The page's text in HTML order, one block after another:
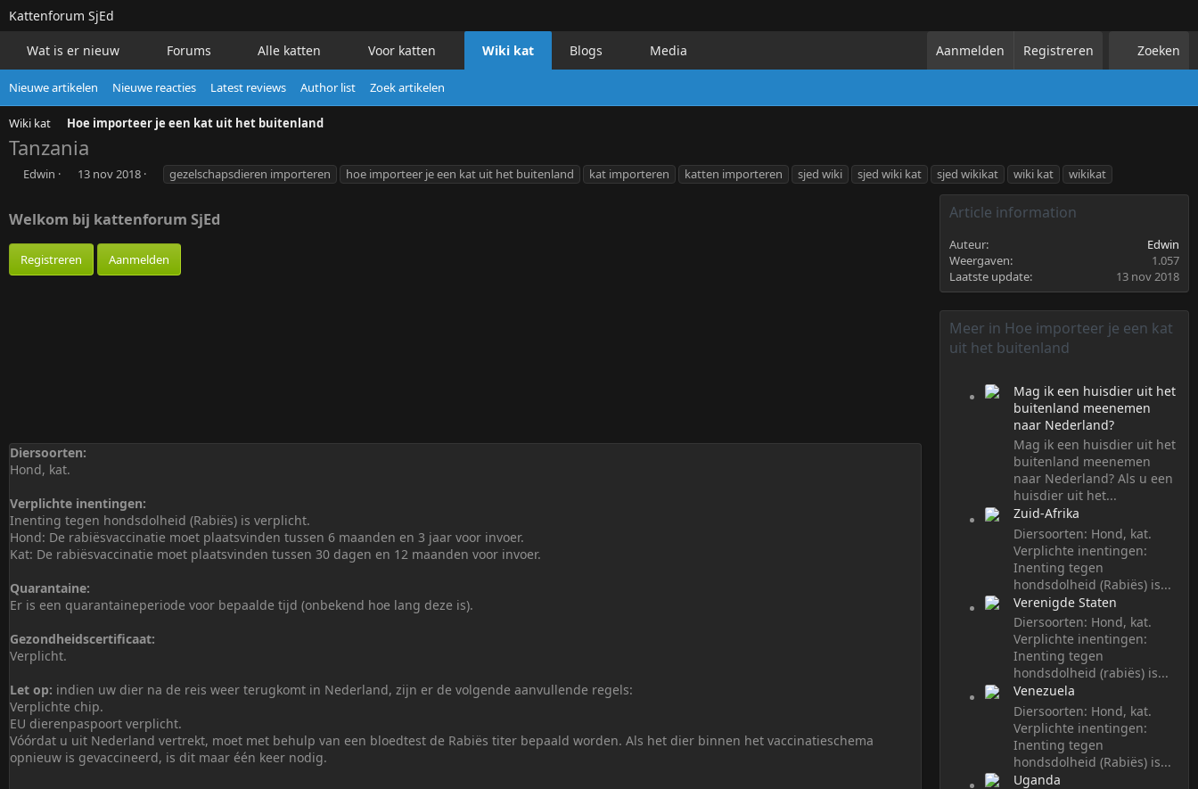
Kattenforum SjEd
Wat is er nieuw Forums Alle katten Voor katten Wiki kat Blogs Media Aanmelden Registreren Zoeken
Nieuwe artikelen Nieuwe reacties Latest reviews Author list Zoek artikelen
Wiki kat Hoe importeer je een kat uit het buitenland
Tanzania
A
e
r
Edwin
P
l
h
13 nov 2018
a
s
gezelschapsdieren importeren hoe importeer je een kat uit het buitenland kat importeren katten importeren sjed wiki sjed wiki kat sjed wikikat wiki kat wikikat
Welkom bij kattenforum SjEd
Registreren Aanmelden
Diersoorten:
Hond, kat.
Verplichte inentingen:
Inenting tegen hondsdolheid (Rabiës) is verplicht.
Hond: De rabiësvaccinatie moet plaatsvinden tussen 6 maanden en 3 jaar voor invoer.
Kat: De rabiësvaccinatie moet plaatsvinden tussen 30 dagen en 12 maanden voor invoer.
Quarantaine:
Er is een quarantaineperiode voor bepaalde tijd (onbekend hoe lang deze is).
Gezondheidscertificaat:
Verplicht.
Let op: indien uw dier na de reis weer terugkomt in Nederland, zijn er de volgende aanvullende regels:
Verplichte chip.
EU dierenpaspoort verplicht.
Vóórdat u uit Nederland vertrekt, moet met behulp van een bloedtest de Rabiës titer bepaald worden. Als het dier binnen het vaccinatieschema
opnieuw is gevaccineerd, is dit maar één keer nodig.
Article information
Auteur
Edwin
Weergaven
1.057
Laatste update
13 nov 2018
Meer in Hoe importeer je een kat
uit het buitenland
Mag ik een huisdier uit het
buitenland meenemen
naar Nederland?
Mag ik een huisdier uit het
buitenland meenemen
naar Nederland? Als u een
huisdier uit het...
Zuid-Afrika
Diersoorten: Hond, kat.
Verplichte inentingen:
Inenting tegen
hondsdolheid (Rabiës) is...
Verenigde Staten
Diersoorten: Hond, kat.
Verplichte inentingen:
Inenting tegen
hondsdolheid (rabiës) is...
Venezuela
Diersoorten: Hond, kat.
Verplichte inentingen:
Inenting tegen
hondsdolheid (Rabiës) is...
Uganda